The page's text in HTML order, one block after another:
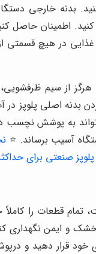
بدنه خارجی
اطمینان حاصل
غذایی در هیچ قسمتی
هرگز از سیم
بدنه اصلی پلوپز
به پوشش
آسیب برساند. ⭐️
صنعتی برای
تمام قطعات را
خشک و ایمن نگهداری
خود قرار دهید و